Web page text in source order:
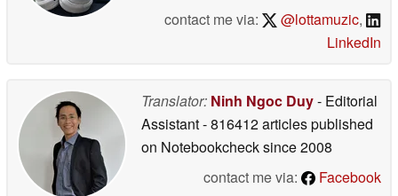
contact me via:
@lottamuzic,
LinkedIn
Translator: Ninh Ngoc Duy- Editorial
Assistant- 816412 articles published
on Notebookchecksince 2008
contact me via:
Facebook